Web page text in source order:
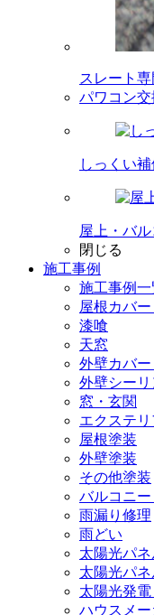
スレート
パワコン
しっくい
屋上・バ
閉じる
施工事例
施工事例一
屋根カバ
漆喰
天窓
外壁カバ
外壁シー
窓・玄関
エクステリ
屋根塗装
外壁塗装
その他塗装
バルコニ
雨漏り修理
雨どい
太陽光パネ
太陽光パネ
太陽光発電
ハウスメ